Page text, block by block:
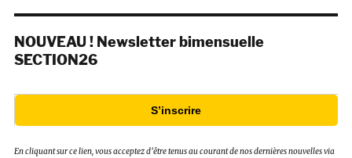
NOUVEAU ! Newsletter bimensuelle
SECTION26
S’inscrire
En cliquant sur ce lien, vous acceptez d’être tenus au courant de nos dernières nouvelles via